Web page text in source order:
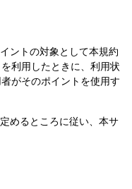
ントの対象として本規約
利用したときに、利用状
がそのポイントを使用す
めるところに従い、本サ